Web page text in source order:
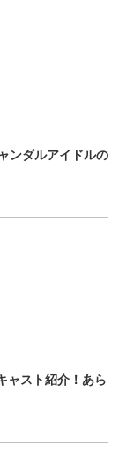
ンダルアイドルの
ャスト紹介！あら